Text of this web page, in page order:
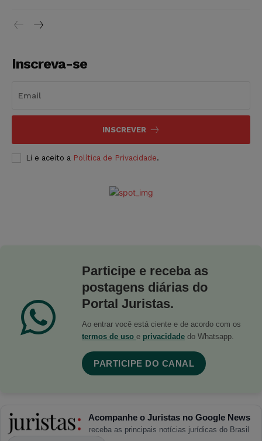
Inscreva-se
INSCREVER
Li e aceito a Política de Privacidade.
Participe e receba as
postagens diárias do
Portal Juristas.
Ao entrar você está ciente e de acordo com os
termos de uso e privacidade do Whatsapp.
PARTICIPE DO CANAL
Acompanhe o Juristas no Google News
receba as principais notícias jurídicas do Brasil